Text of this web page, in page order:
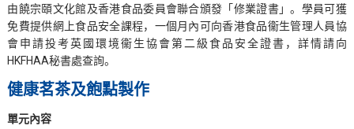
由饒宗頤文化館及香港食品委員會聯合頒發「修業證書」。學員可獲
免費提供網上食品安全課程，一個月內可向香港食品衞生管理人員協
會申請投考英國環境衞生協會第二級食品安全證書，詳情請向
HKFHAA秘書處查詢。
健康茗茶及飽點製作
單元內容